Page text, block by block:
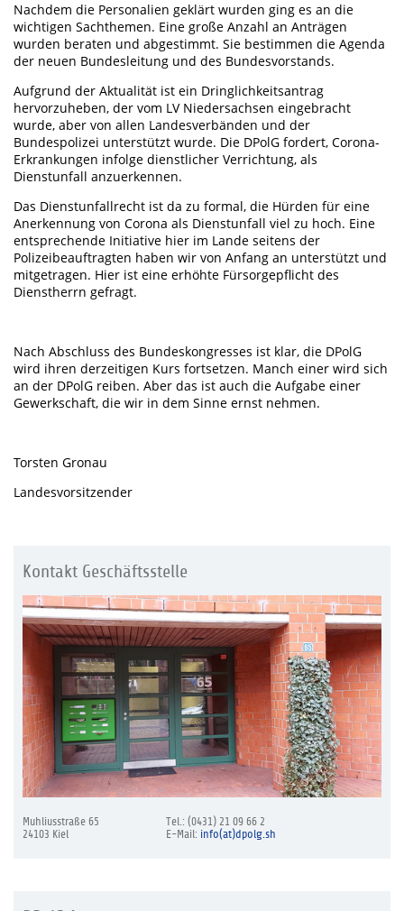
Nachdem die Personalien geklärt wurden ging es an die
wichtigen Sachthemen. Eine große Anzahl an Anträgen
wurden beraten und abgestimmt. Sie bestimmen die Agenda
der neuen Bundesleitung und des Bundesvorstands.
Aufgrund der Aktualität ist ein Dringlichkeitsantrag
hervorzuheben, der vom LV Niedersachsen eingebracht
wurde, aber von allen Landesverbänden und der
Bundespolizei unterstützt wurde. Die DPolG fordert, Corona-
Erkrankungen infolge dienstlicher Verrichtung, als
Dienstunfall anzuerkennen.
Das Dienstunfallrecht ist da zu formal, die Hürden für eine
Anerkennung von Corona als Dienstunfall viel zu hoch. Eine
entsprechende Initiative hier im Lande seitens der
Polizeibeauftragten haben wir von Anfang an unterstützt und
mitgetragen. Hier ist eine erhöhte Fürsorgepflicht des
Dienstherrn gefragt.
Nach Abschluss des Bundeskongresses ist klar, die DPolG
wird ihren derzeitigen Kurs fortsetzen. Manch einer wird sich
an der DPolG reiben. Aber das ist auch die Aufgabe einer
Gewerkschaft, die wir in dem Sinne ernst nehmen.
Torsten Gronau
Landesvorsitzender
Kontakt Geschäftsstelle
Muhliusstraße 65
24103 Kiel
Tel.: (0431) 21 09 66 2
E-Mail: info(at)dpolg.sh